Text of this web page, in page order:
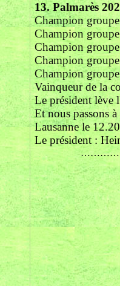
13.Palmarès
Champion
Champion
Champion
Champion
Champion
Vainqueur de la
Le président lève
Et nous passons
Lausanne le
Le président :